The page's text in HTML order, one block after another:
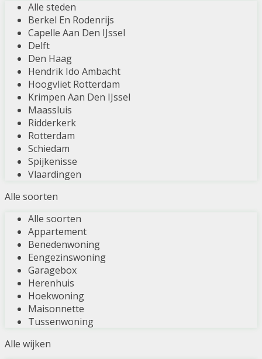
Alle steden
Berkel En Rodenrijs
Capelle Aan Den IJssel
Delft
Den Haag
Hendrik Ido Ambacht
Hoogvliet Rotterdam
Krimpen Aan Den IJssel
Maassluis
Ridderkerk
Rotterdam
Schiedam
Spijkenisse
Vlaardingen
Alle soorten
Alle soorten
Appartement
Benedenwoning
Eengezinswoning
Garagebox
Herenhuis
Hoekwoning
Maisonnette
Tussenwoning
Alle wijken